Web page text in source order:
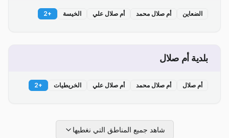
الضعاين أم صلال محمد أم صلال علي الخيسة +
2
بلدية أم صلال
أم صلال أم صلال محمد أم صلال علي الخريطيات +
2
شاهد جميع المناطق التي نغطيها